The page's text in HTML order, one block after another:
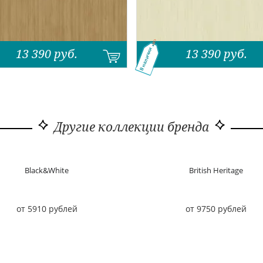
13 390руб. 13 390руб.
В наличии
Другие коллекции бренда
Black&White
от 5910 рублей
British Heritage
от 9750 рублей